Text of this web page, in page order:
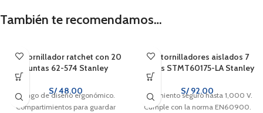
También te recomendamos…
Destornillador ratchet con 20
puntas 62-574 Stanley
S/48.00
Mango de diseño ergonómico.
Compartimientos para guardar
Destornilladores aislados 7
piezas STMT60175-LA Stanley
S/ 92.00
Aislamiento seguro hasta 1,000 V.
Cumple con la norma EN60900.